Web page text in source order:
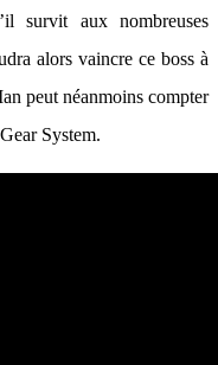
survit aux nombreuses
alors vaincre ce boss à
peut néanmoins compter
System.